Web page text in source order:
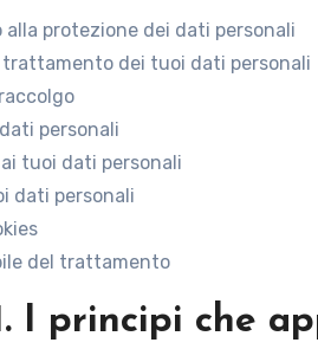
alla protezione dei dati personali
dei tuoi dati personali
personali
tuoi dati personali
dati personali
del trattamento
I principi che